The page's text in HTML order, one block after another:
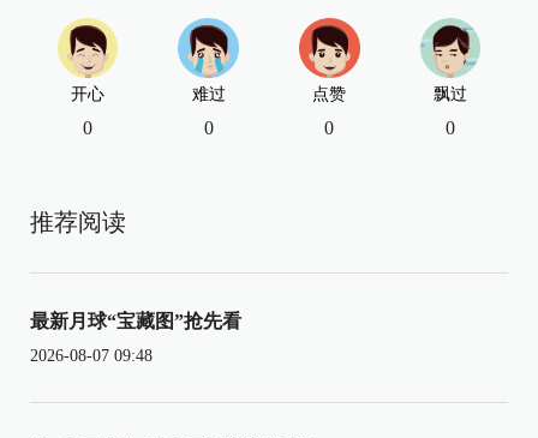
开心
0
难过
0
点赞
0
飘过
0
推荐阅读
最新月球“宝藏图”抢先看
2026-08-07 09:48